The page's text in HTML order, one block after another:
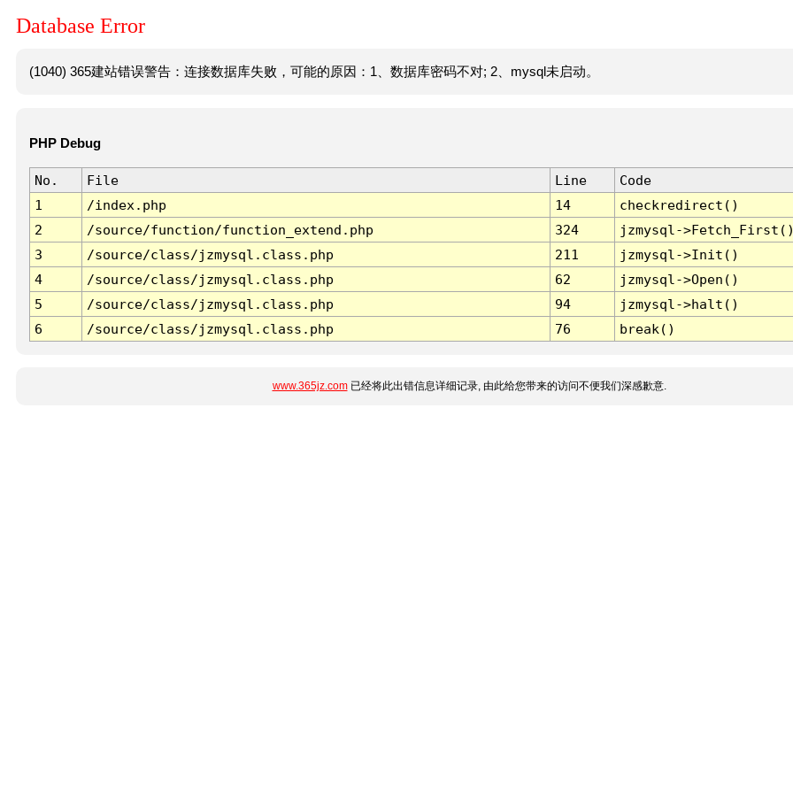
Database Error
(1040) 365建站错误警告：连接数据库失败，可能的原因：1、数据库密码不对; 2、mysql未启动。
PHP Debug
No. File Line
Code
1
/index.php 14
checkredirect()
2
/source/function/function_extend.php 324
jzmysql-
3
/source/class/jzmysql.class.php 211
jzmysql->Init()
4
/source/class/jzmysql.class.php 62
jzmysql->Open()
5
/source/class/jzmysql.class.php 94
jzmysql->halt()
6
/source/class/jzmysql.class.php 76 break()
www.365jz.com已经将此出错信息详细记录, 由此给您带来的访问不便我们深感歉意.